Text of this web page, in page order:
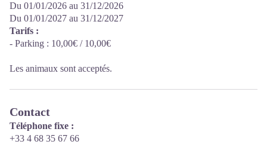
Du 01/01/2026 au 31/12/2026
Du 01/01/2027 au 31/12/2027
Tarifs :
- Parking : 10,00€ / 10,00€
Les animaux sont acceptés.
Contact
Téléphone fixe :
+33 4 68 35 67 66